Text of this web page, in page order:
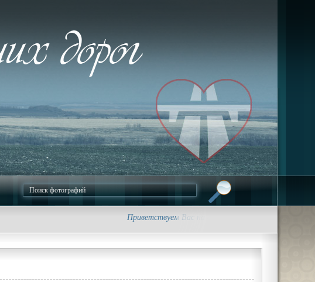
Приветствуем Вас на сайте foto-dorog.ru. • Трасса